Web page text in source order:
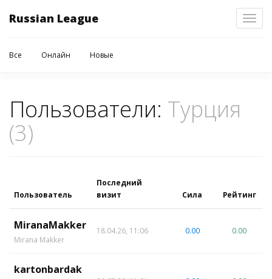
Russian League
Все Онлайн Новые
Пользователи: Турция
(3)
Пользователь
Последний
визит
Сила Рейтинг
MiranaMakker
Mirana Makker
18.04.26, 11:06 0.00 0.00
kartonbardak